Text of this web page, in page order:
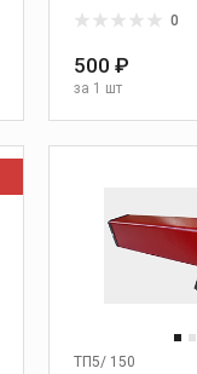
0
500 ₽
за 1 шт
ТП5/ 150